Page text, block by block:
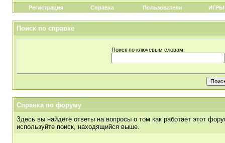
Регистрация Справка Пользователи ИГРЫ
Поиск по справке
Поиск по ключевым словам:
Справка по форуму
Здесь вы найдёте ответы на вопросы о том как работает этот
используйте поиск, находящийся выше.